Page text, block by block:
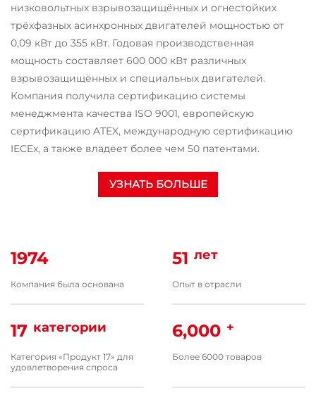
низковольтных взрывозащищённых и огнестойких
трёхфазных асинхронных двигателей мощностью от
0,09 кВт до 355 кВт. Годовая производственная
мощность составляет 600 000 кВт различных
взрывозащищённых и специальных двигателей.
Компания получила сертификацию системы
менеджмента качества ISO 9001, европейскую
сертификацию ATEX, международную сертификацию
IECEx, а также владеет более чем 50 патентами.
УЗНАТЬ БОЛЬШЕ
1974
Компания была основана
51 лет
Опыт в отрасли
17 категории
Категория «Продукт 17» для
удовлетворения спроса
6,000 +
Более 6000 товаров